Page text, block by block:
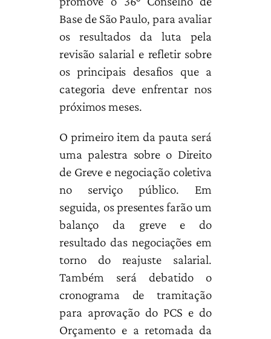
Base de São Paulo, para avaliar
os resultados da luta pela
revisão salarial e refletir sobre
os principais desafios que a
categoria deve enfrentar nos
próximos meses.
O primeiro item da pauta será
uma palestra sobre o Direito
de Greve e negociação coletiva
no serviço público. Em
seguida, os presentes farão um
balanço da greve e do
resultado das negociações em
torno do reajuste salarial.
Também será debatido o
cronograma de tramitação
para aprovação do PCS e do
Orçamento e a retomada da